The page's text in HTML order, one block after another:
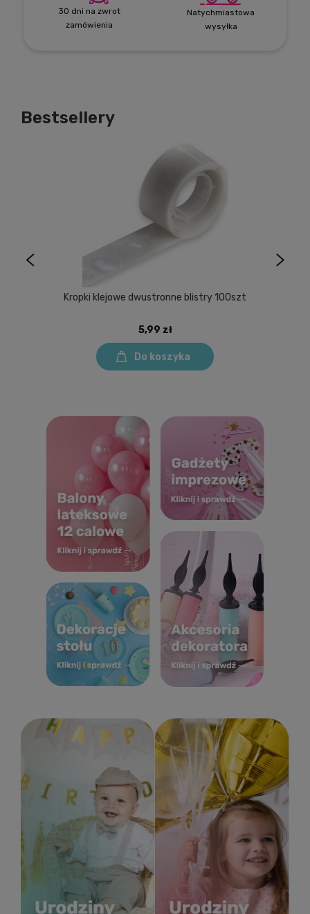
30 dni na zwrot
zamówienia
Natychmiastowa
wysyłka
Bestsellery
Kropki klejowe dwustronne blistry 100szt
5,99 zł
Do koszyka